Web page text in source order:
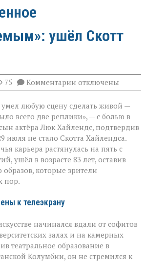
ушёл Скотт
75 Комментарии к
записи
умел
делать
второстепенное
незабываемым»:
ушёл
Скотт
Хайлендс
отключены
любую сцену сделать живой —
всего две реплики», — с болью в
актёра Люк Хайлендс, подтвердив
июля не стало Скотта Хайлендса.
карьера растянулась на пять с
ушёл в возрасте 83 лет, оставив
образов, которые зрители
пор.
к телеэкрану
начинался вдали от софитов
залах и на камерных
театральное образование в
Колумбии, он не стремился к